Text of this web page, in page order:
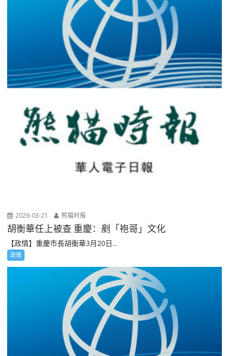
2026-03-21 熊猫时报
胡衡華任上被查 重慶：剷「袍哥」文化
【政情】重慶市長胡衡華3月20日...
政情